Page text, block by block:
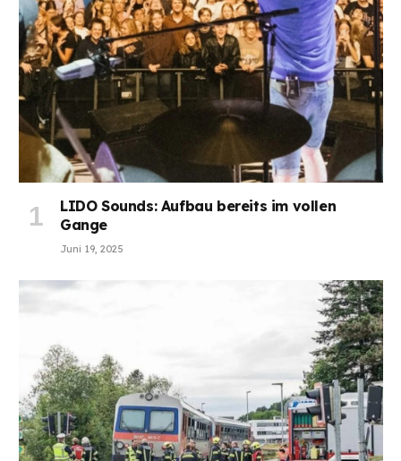
LIDO Sounds: Aufbau bereits im vollen
Gange
Juni 19, 2025